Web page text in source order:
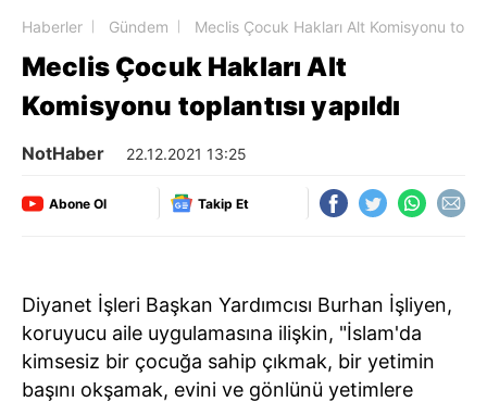
Haberler Gündem Meclis Çocuk Hakları Alt Komisyonu
Meclis Çocuk Hakları Alt
Komisyonu toplantısı yapıldı
NotHaber 22.12.2021 13:25
Abone Ol Takip Et
Diyanet İşleri Başkan Yardımcısı Burhan İşliyen,
koruyucu aile uygulamasına ilişkin, "İslam'da
kimsesiz bir çocuğa sahip çıkmak, bir yetimin
başını okşamak, evini ve gönlünü yetimlere